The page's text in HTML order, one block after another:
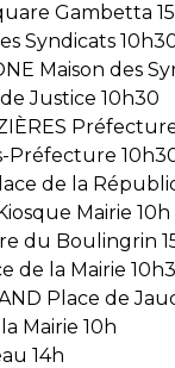
Gambetta
Syndicats
Maison des
Justice 10h30
Préfecture
de la
Mairie 10h
du Boulingrin
de la Mairie
Place de
Mairie 10h
14h